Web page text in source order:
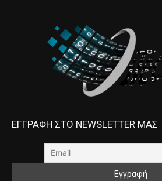
ΕΓΓΡΑΦΗ ΣΤΟ NEWSLETTER ΜΑΣ